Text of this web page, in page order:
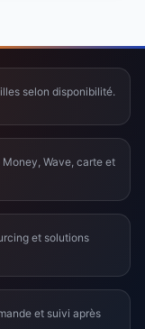
selon disponibilité.
Wave, carte et
et solutions
et suivi après